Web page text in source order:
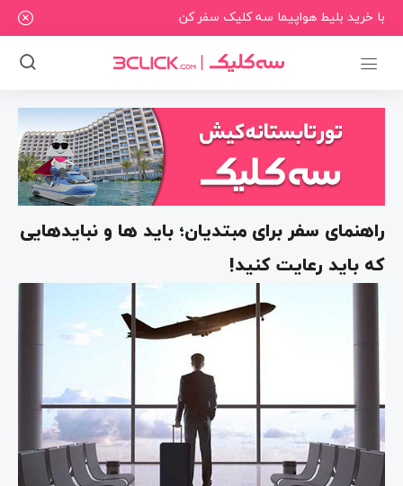
با خرید بلیط هواپیما سه کلیک سفر کن
راهنمای سفر برای مبتدیان؛ باید ها و نبایدهایی
که باید رعایت کنید!